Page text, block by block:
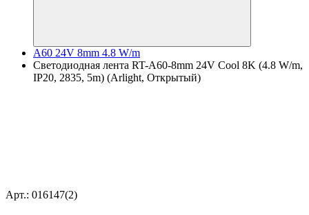
A60 24V 8mm 4.8 W/m
Светодиодная лента RT-A60-8mm 24V Cool 8K (4.8 W/m,
IP20, 2835, 5m) (Arlight, Открытый)
Арт.: 016147(2)